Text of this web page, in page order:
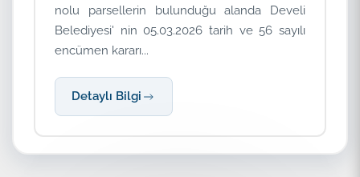
nolu parsellerin bulunduğu alanda Develi
Belediyesi' nin 05.03.2026 tarih ve 56 sayılı
encümen kararı...
Detaylı Bilgi